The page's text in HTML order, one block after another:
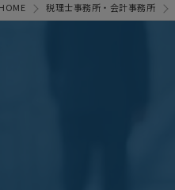
HOME 税理士事務所・会計事務所